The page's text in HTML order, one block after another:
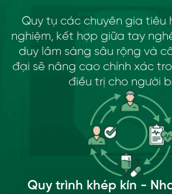
Quy tụ các chuyên gia tiêu
nghiệm, kết hợp giữa tay
duy lâm sàng sâu rộng và
đại sẽ nâng cao chính xác
điều trị cho người
Quy trình khép kín -